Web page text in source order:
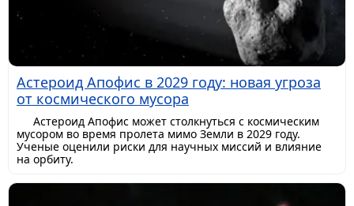
Астероид Апофис в 2029 году: новая угроза
от космического мусора
Астероид Апофис может столкнуться с космическим
мусором во время пролета мимо Земли в 2029 году.
Ученые оценили риски для научных миссий и влияние
на орбиту.